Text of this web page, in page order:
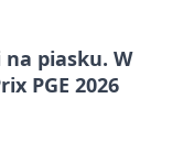
piasku. W
PGE 2026